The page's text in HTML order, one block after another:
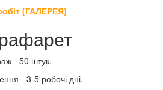
(ГАЛЕРЕЯ)
- 50 штук.
- 3-5 робочі дні.